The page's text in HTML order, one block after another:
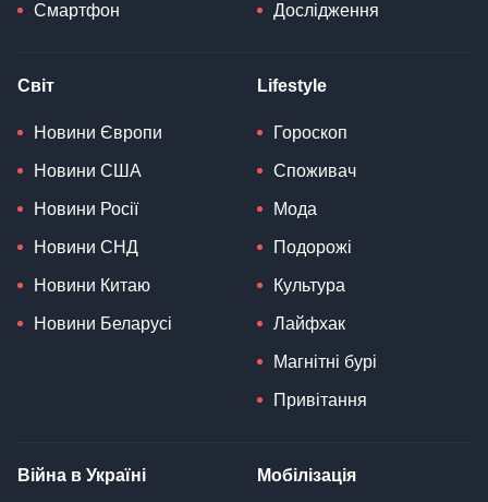
Смартфон Дослідження
Світ
Новини Європи
Новини США
Новини Росії
Новини СНД
Новини Китаю
Новини Беларусі
Lifestyle
Гороскоп
Споживач
Мода
Подорожі
Культура
Лайфхак
Магнітні бурі
Привітання
Війна в Україні Мобілізація